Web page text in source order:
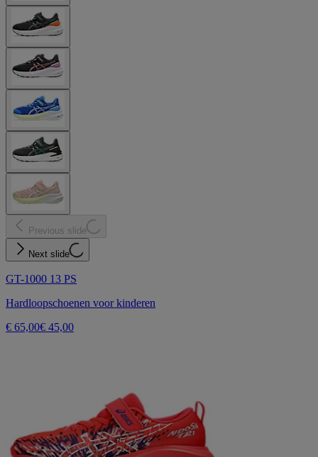
Previous slide
Next slide
GT-1000 13 PS
Hardloopschoenen voor kinderen
€ 65,00€ 45,00